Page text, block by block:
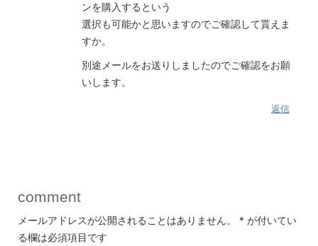
ンを購入するという
選択も可能かと思いますのでご確認して貰えま
すか。
別途メールをお送りしましたのでご確認をお願
いします。
返信
comment
メールアドレスが公開されることはありません。 * が付いてい
る欄は必須項目です